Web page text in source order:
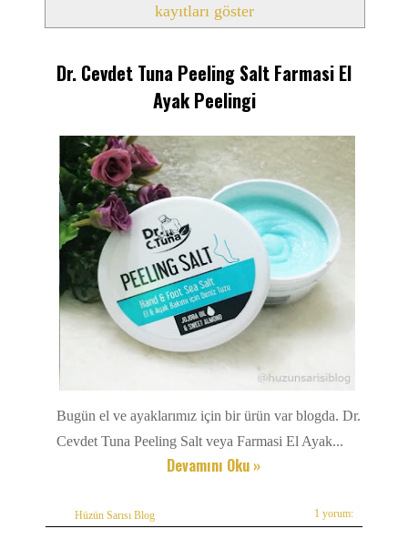
kayıtları göster
Dr. Cevdet Tuna Peeling Salt Farmasi El
Ayak Peelingi
Bugün el ve ayaklarımız için bir ürün var blogda. Dr.
Cevdet Tuna Peeling Salt veya Farmasi El Ayak...
Devamını Oku »
Hüzün Sarısı Blog 1 yorum: